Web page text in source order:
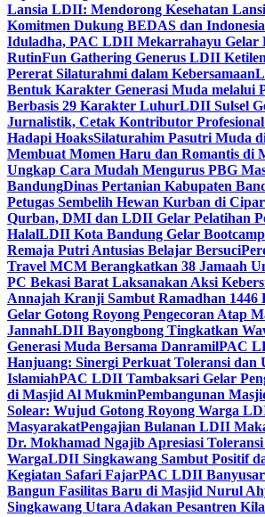
Lansia LDII: Mendorong Kesehatan
Komitmen Dukung BEDAS dan Indonesia
Iduladha, PAC LDII Mekarrahayu Gelar
RutinFun Gathering Generus LDII
Pererat Silaturahmi dalam Kebersamaan
Bentuk Karakter Generasi Muda melalui
Berbasis 29 Karakter LuhurLDII Sulsel
Jurnalistik, Cetak Kontributor
Hadapi HoaksSilaturahim Pasutri Muda
Membuat Momen Haru dan Romantis di
Ungkap Cara Mudah Mengurus PBG
BandungDinas Pertanian Kabupaten
Petugas Sembelih Hewan Kurban di
Qurban, DMI dan LDII Gelar Pelatihan
HalalLDII Kota Bandung Gelar
Remaja Putri Antusias Belajar Bersuci
Travel MCM Berangkatkan 38 Jamaah
PC Bekasi Barat Laksanakan Aksi
Annajah Kranji Sambut Ramadhan 1446
Gelar Gotong Royong Pengecoran Atap
JannahLDII Bayongbong Tingkatkan
Generasi Muda Bersama DanramilPAC
Hanjuang: Sinergi Perkuat Toleransi dan
IslamiahPAC LDII Tambaksari Gelar
di Masjid Al MukminPembangunan
Solear: Wujud Gotong Royong Warga
MasyarakatPengajian Bulanan LDII
Dr. Mokhamad Ngajib Apresiasi
WargaLDII Singkawang Sambut Positif
Kegiatan Safari FajarPAC LDII
Bangun Fasilitas Baru di Masjid Nurul
Singkawang Utara Adakan Pesantren